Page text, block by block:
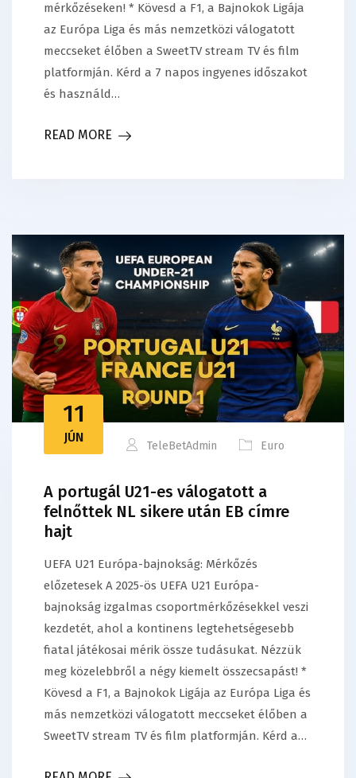
mérkőzéseken! * Kövesd a F1, a Bajnokok Ligája
az Európa Liga és más nemzetközi válogatott
meccseket élőben a SweetTV stream TV és film
platformján. Kérd a 7 napos ingyenes időszakot
és használd…
READ MORE
11
JÚN
TeleBetAdmin Euro
A portugál U21-es válogatott a
felnőttek NL sikere után EB címre
hajt
UEFA U21 Európa-bajnokság: Mérkőzés
előzetesek A 2025-ös UEFA U21 Európa-
bajnokság izgalmas csoportmérkőzésekkel veszi
kezdetét, ahol a kontinens legtehetségesebb
fiatal játékosai mérik össze tudásukat. Nézzük
meg közelebbről a négy kiemelt összecsapást! *
Kövesd a F1, a Bajnokok Ligája az Európa Liga és
más nemzetközi válogatott meccseket élőben a
SweetTV stream TV és film platformján. Kérd a…